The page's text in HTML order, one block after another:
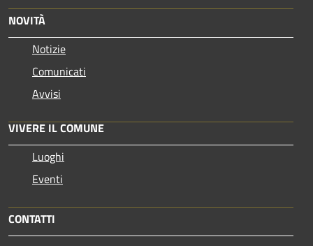
NOVITÀ
Notizie
Comunicati
Avvisi
VIVERE IL COMUNE
Luoghi
Eventi
CONTATTI